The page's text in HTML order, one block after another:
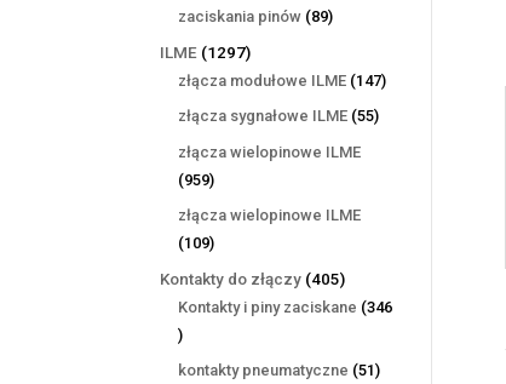
zaciskania pinów 8989
ILME 12971297
produktów
złącza modułowe ILME 147147
złącza sygnałowe ILME 5555
złącza wielopinowe ILME
959959
produktów
złącza wielopinowe ILME
109109
produktów
Kontakty do złączy 405405
produktów
Kontakty i piny zaciskane 346
346
produktów
kontakty pneumatyczne 5151